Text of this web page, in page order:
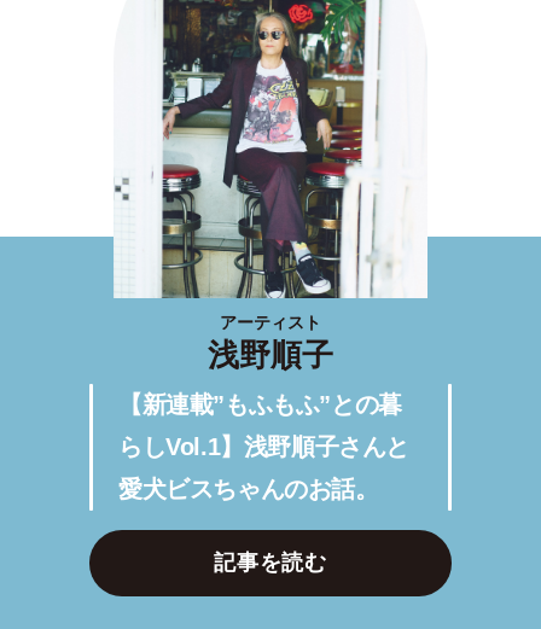
アーティスト
浅野順子
【新連載”もふもふ”との暮
らしVol.1】浅野順子さんと
愛犬ビスちゃんのお話。
記事を読む